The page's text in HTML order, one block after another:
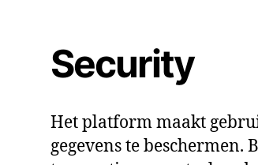
Security
Het platform maakt
gegevens te